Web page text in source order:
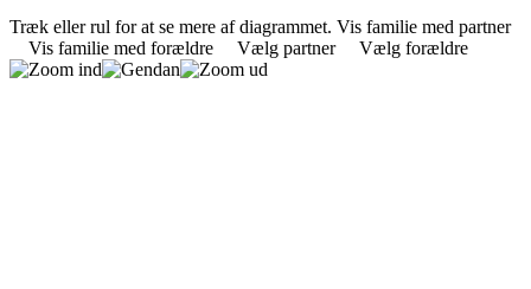
Træk eller rul for at se mere af diagrammet. Vis familie med partner
Vis familie med forældre
Vælg partner Vælg forældre